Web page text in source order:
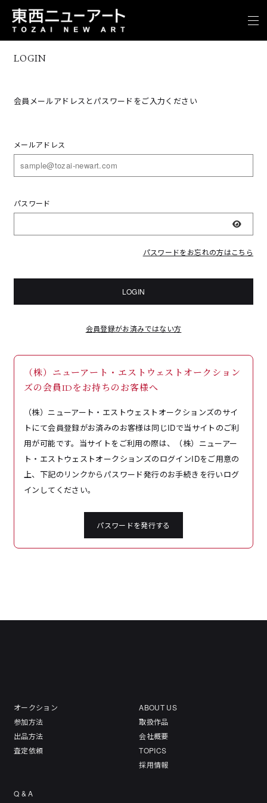
LOGIN
会員メールアドレスとパスワードをご入力ください
メールアドレス
パスワード
表示
パスワードをお忘れの方はこちら
LOGIN
会員登録がお済みではない方
（株）ニューアート・エストウェストオークション
ズの会員IDをお持ちのお客様へ
（株）ニューアート・エストウェストオークションズのサイ
トにて会員登録がお済みのお客様は同じIDで当サイトのご利
用が可能です。当サイトをご利用の際は、（株）ニューアー
ト・エストウェストオークションズのログインIDをご用意の
上、下記のリンクからパスワード発行のお手続きを行いログ
インしてください。
パスワードを発行する
オークション
参加方法
出品方法
査定依頼
ABOUT US
取扱作品
会社概要
TOPICS
採用情報
Q & A